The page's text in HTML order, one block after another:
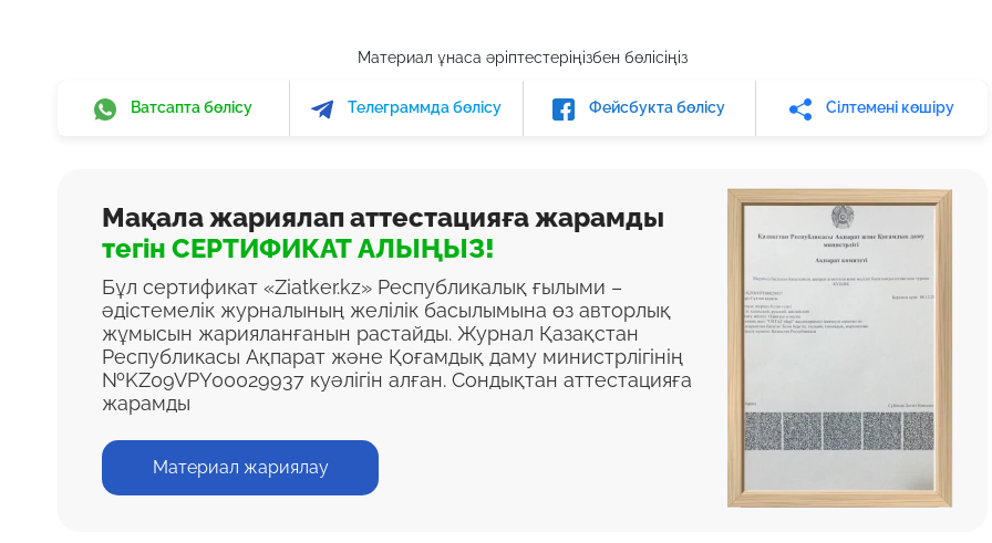
Материал ұнаса әріптестеріңізбен бөлісіңіз
Ватсапта бөлісу Телеграммда бөлісу Фейсбукта бөлісу Сілтемені көшіру
Мақала жариялап аттестацияға жарамды
тегін СЕРТИФИКАТ АЛЫҢЫЗ!
Бұл сертификат «Ziatker.kz» Республикалық ғылыми –
әдістемелік журналының желілік басылымына өз авторлық
жұмысын жарияланғанын растайды. Журнал Қазақстан
Республикасы Ақпарат және Қоғамдық даму министрлігінің
№KZ09VPY00029937 куәлігін алған. Сондықтан аттестацияға
жарамды
Материал жариялау